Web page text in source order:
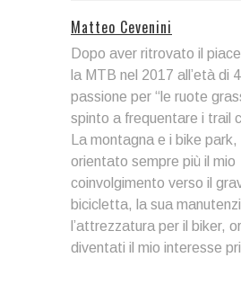
Matteo Cevenini
Dopo aver ritrovato il
la MTB nel 2017 all’età di
passione per “le ruote
spinto a frequentare i trail
La montagna e i bike park,
orientato sempre più il mio
coinvolgimento verso il
bicicletta, la sua
l’attrezzatura per il biker,
diventati il mio interesse